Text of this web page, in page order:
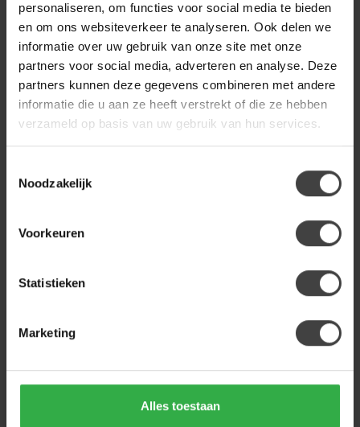
personaliseren, om functies voor social media te bieden
en om ons websiteverkeer te analyseren. Ook delen we
informatie over uw gebruik van onze site met onze
partners voor social media, adverteren en analyse. Deze
partners kunnen deze gegevens combineren met andere
informatie die u aan ze heeft verstrekt of die ze hebben
verzameld op basis van uw gebruik van hun services.
Noodzakelijk
Voorkeuren
Statistieken
Marketing
Alles toestaan
WANDKRAFT
Wandkraft Faces 014 €129,00
Of heb je hulp nodig bij de bestelling? Neem gerust contact
op met onze klantenservice
info@dewoonwinkel.nlof
+31
Recent bekeken